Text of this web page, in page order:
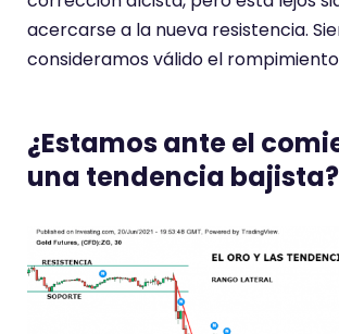
acercarse a la nueva resistencia.
consideramos válido el
¿Estamos ante el
una tendencia bajista?